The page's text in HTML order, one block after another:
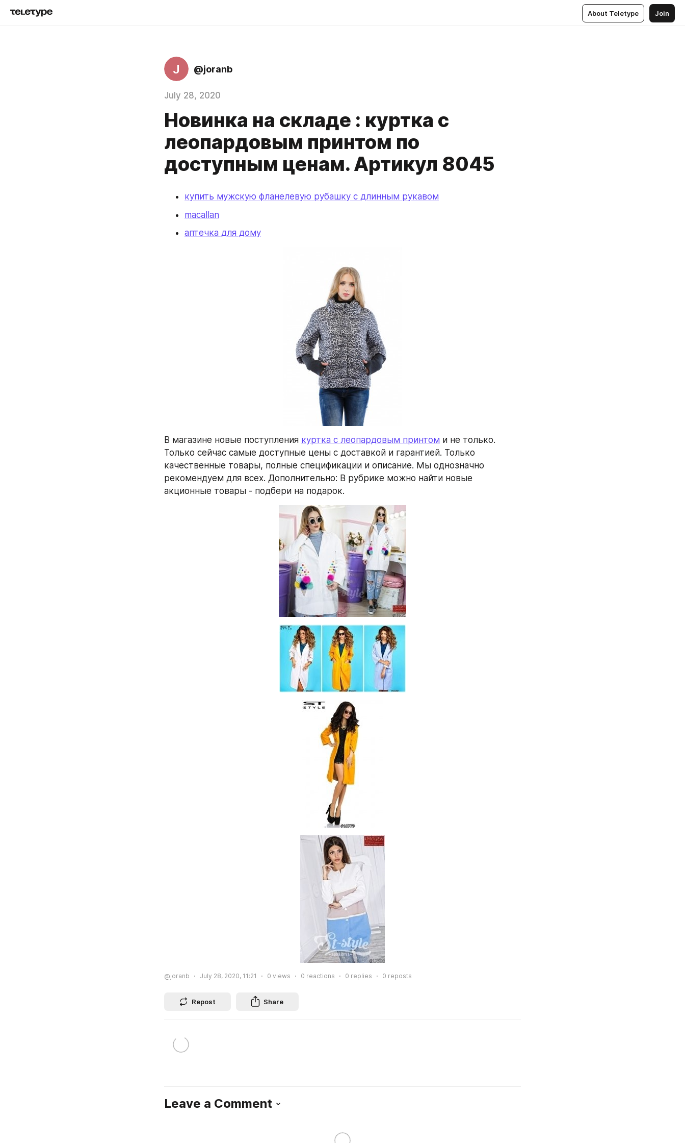
About Teletype Join
J @joranb
July 28, 2020
Новинка на складе : куртка с
леопардовым принтом по
доступным ценам. Артикул 8045
купить мужскую фланелевую рубашку с длинным рукавом
macallan
аптечка для дому
В магазине новые поступления куртка с леопардовым принтом и не только.
Только сейчас самые доступные цены с доставкой и гарантией. Только
качественные товары, полные спецификации и описание. Мы однозначно
рекомендуем для всех. Дополнительно: В рубрике можно найти новые
акционные товары - подбери на подарок.
@joranb July 28, 2020, 11:21 0 views 0 reactions 0 replies 0 reposts
Repost Share
Leave a Comment